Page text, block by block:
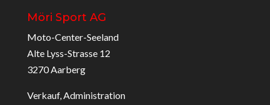
Möri Sport AG
Moto-Center-Seeland
Alte Lyss-Strasse 12
3270 Aarberg
Verkauf, Administration